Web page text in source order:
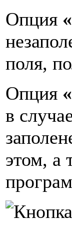
Опция
поля,
Опция
в
этом, а